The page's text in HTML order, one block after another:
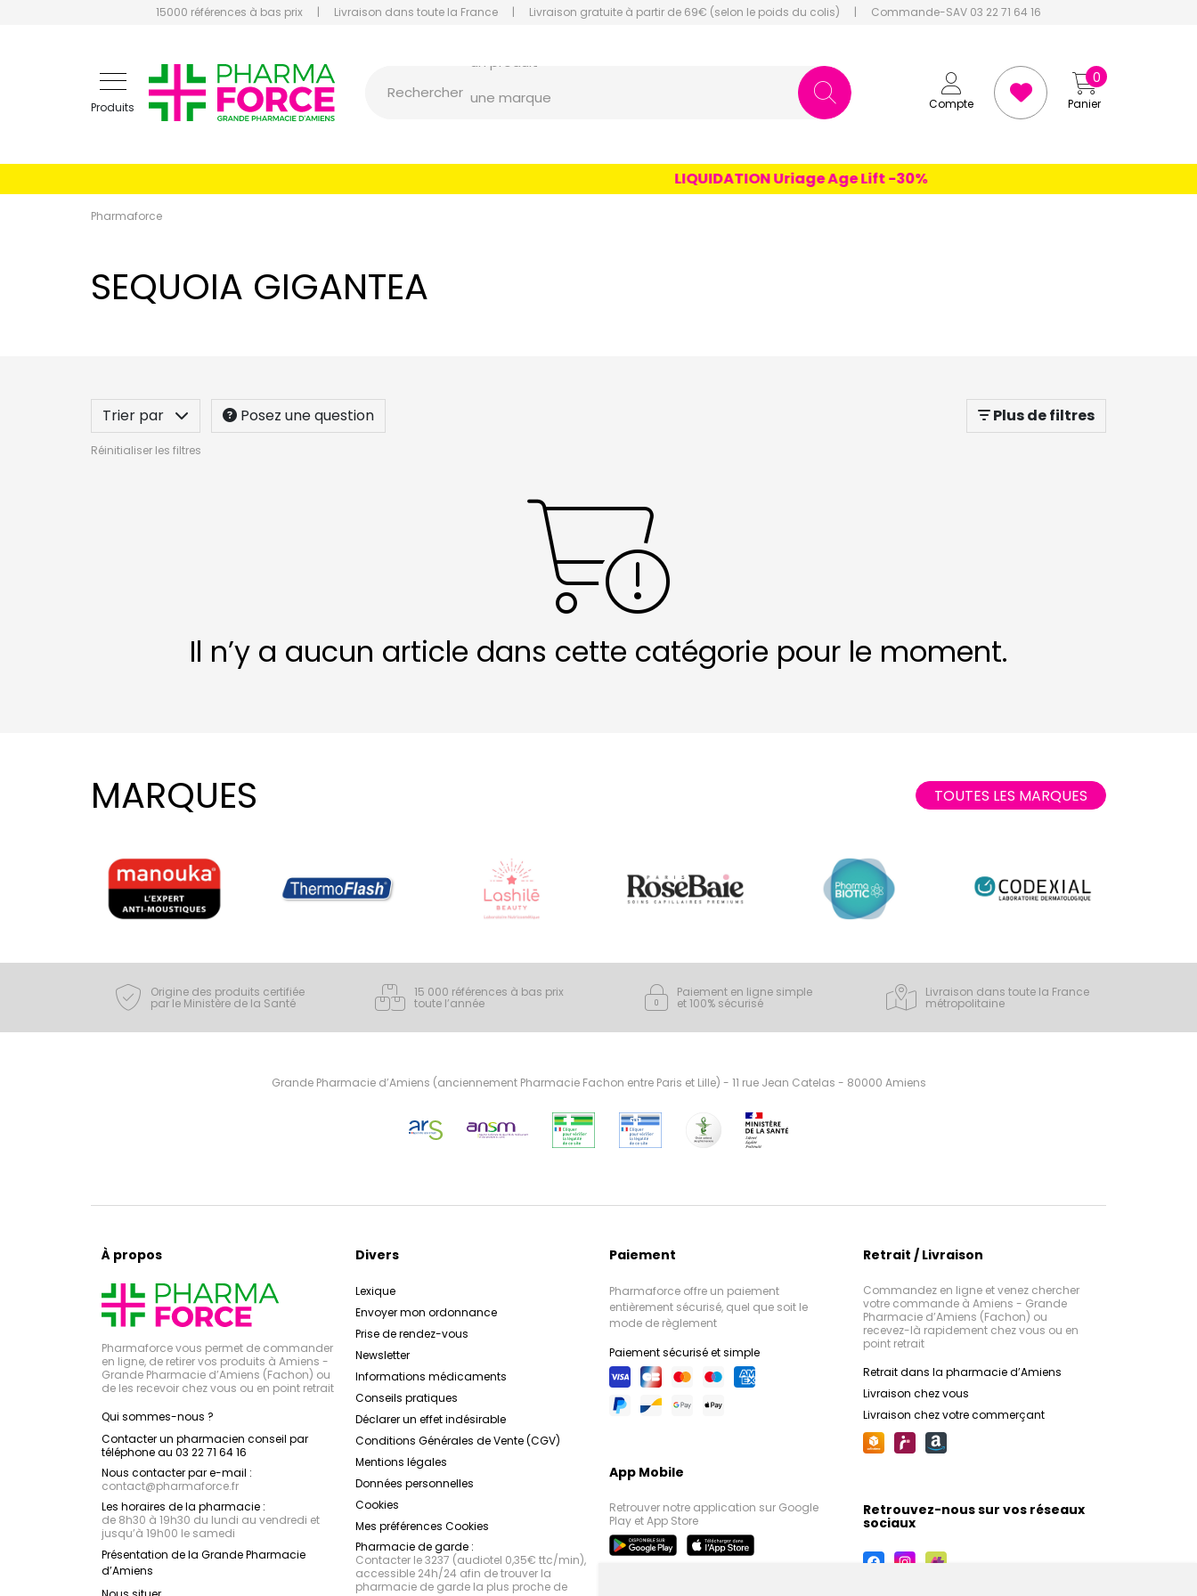
15000 références à bas prix | Livraison dans toute la France | Livraison gratuite à partir de 69€ (selon le poids du colis) | Commande-SAV 03 22 71 64 16
Produits
Pharmaforce Grande Pharmacie Amiens Fachon
Compte Panier
0
Rechercher
un conseil
une marque
LIQUIDATION Uriage Age Lift -30%
Pharmaforce
SEQUOIA GIGANTEA
Trier par Posez une question Plus de filtres
Réinitialiser les filtres
Il n’y a aucun article dans cette catégorie pour le moment.
MARQUES TOUTES LES MARQUES
Origine des produits certifiée
par le Ministère de la Santé
15 000 références à bas prix
toute l’année
Paiement en ligne simple
et 100% sécurisé
Livraison dans toute la France
métropolitaine
Grande Pharmacie d’Amiens (anciennement Pharmacie Fachon entre Paris et Lille) - 11 rue Jean Catelas - 80000 Amiens
À propos
Pharmaforce vous permet de commander
en ligne, de retirer vos produits à Amiens -
Grande Pharmacie d’Amiens (Fachon) ou
de les recevoir chez vous ou en point retrait
Qui sommes-nous ?
Contacter un pharmacien conseil par
téléphone au 03 22 71 64 16
Nous contacter par e-mail :
contact@pharmaforce.fr
Les horaires de la pharmacie :
de 8h30 à 19h30 du lundi au vendredi et
jusqu’à 19h00 le samedi
Présentation de la Grande Pharmacie
d’Amiens
Divers
Lexique
Envoyer mon ordonnance
Prise de rendez-vous
Newsletter
Informations médicaments
Conseils pratiques
Déclarer un effet indésirable
Conditions Générales de Vente (CGV)
Mentions légales
Données personnelles
Cookies
Mes préférences Cookies
Pharmacie de garde :
Contacter le 3237 (audiotel 0,35€ ttc/min),
accessible 24h/24 afin de trouver la
pharmacie de garde la plus proche de
Paiement
Pharmaforce offre un paiement
entièrement sécurisé, quel que soit le
mode de règlement
Paiement sécurisé et simple
App Mobile
Retrouver notre application sur Google
Play et App Store
Retrait / Livraison
Commandez en ligne et venez chercher
votre commande à Amiens - Grande
Pharmacie d’Amiens (Fachon) ou
recevez-là rapidement chez vous ou en
point retrait
Retrait dans la pharmacie d’Amiens
Livraison chez vous
Livraison chez votre commerçant
Retrouvez-nous sur vos réseaux
sociaux